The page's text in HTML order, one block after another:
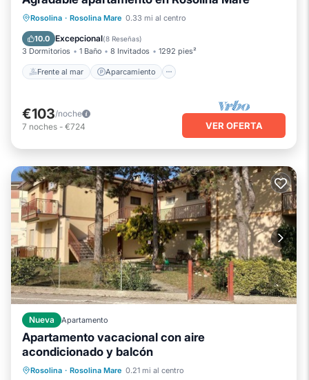
Rosolina · Rosolina Mare 0.33 mi al centro
10.0 Excepcional(8 Reseñas)
3 Dormitorios 1 Baño 8 Invitados 1292 pies²
Frente al mar Aparcamiento
Frente al mar
Aparcamiento
Vista al mar
€103/noche
7 noches - €724 VER OFERTA
Nueva Apartamento
Apartamento vacacional con aire
acondicionado y balcón
Rosolina · Rosolina Mare 0.21 mi al centro
Frente al mar
Aparcamiento